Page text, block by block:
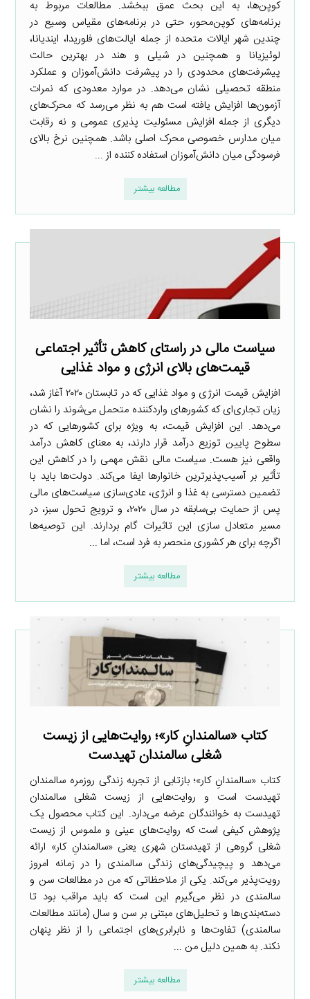
کوپن‌ها، به این بحث عمق ببخشد. مطالعات مربوط به
برنامه‌های کوپن‌محور، حتی در برنامه‌های مقیاس وسیع در
چندین شهر ایالات متحده از جمله ایالت‌های فلوریدا، ایندیانا،
لوئیزیانا و همچنین در شیلی و هند در بهترین حالت
پیشرفت‌های محدودی را در پیشرفت دانش‌آموزان و عملکرد
منطقه تحصیلی نشان می‌دهد. در موارد معدودی که نمرات
آزمون‌ها افزایش یافته است هم به نظر می‌رسد که محرک‌های
دیگری از جمله افزایش مسئولیت پذیری عمومی و نه رقابت
میان مدارس خصوصی محرک‌ اصلی باشد. همچنین نرخ بالای
فرسودگی میان دانش‌آموزان استفاده کننده از ...
مطالعه بیشتر
سیاست مالی در راستای کاهش تأثیر اجتماعی
قیمت‌های بالای انرژی و مواد غذایی
افزایش قیمت انرژی و مواد غذایی که در تابستان ۲۰۲۰ آغاز شد،
زیان تجاری‌ای که کشورهای واردکننده متحمل می‌شوند را نشان
می‌دهد. این افزایش قیمت، به ویژه برای کشورهایی که در
سطوح پایین توزیع درآمد قرار دارند، به معنای کاهش درآمد
واقعی نیز هست. سیاست مالی نقش مهمی را در کاهش این
تأثیر بر آسیب‌پذیرترین خانوارها ایفا می‌کند. دولت‌ها ‌باید با
تضمین دسترسی به غذا و انرژی، عادی‌سازی سیاست‌های مالی
پس از حمایت بی‌سابقه در سال ۲۰۲۰، و ترویج تحول سبز، در
مسیر متعادل سازی این تاثیرات گام بردارند. این توصیه‌ها
اگرچه برای هر کشوری منحصر به فرد است، اما ...
مطالعه بیشتر
کتاب «سالمندانِ کار»؛ روایت‌هایی از زیست
شغلی سالمندان تهیدست
کتاب «سالمندانِ کار»؛ بازتابی از تجربه زندگی روزمره سالمندان
تهیدست است و روایت‌هایی از زیست شغلی سالمندان
تهیدست به خوانندگان عرضه می‌دارد. این کتاب محصول یک
پژوهش کیفی است که روایت‌های عینی و ملموس از زیست
شغلی گروهی از تهیدستان شهری یعنی «سالمندانِ کار» ارائه
می‌دهد و پیچیدگی‌های زندگی سالمندی را در زمانه امروز
رویت‌پذیر می‌کند. یکی از ملاحظاتی که من در مطالعات سن و
سالمندی در نظر می‌گیرم این است که باید مراقب بود تا
دسته‌بندی‌ها و تحلیل‌های مبتنی بر سن و سال (مانند مطالعات
سالمندی) تفاوت‌ها و نابرابری‌های اجتماعی را از نظر پنهان
نکند. به همین دلیل من ...
مطالعه بیشتر